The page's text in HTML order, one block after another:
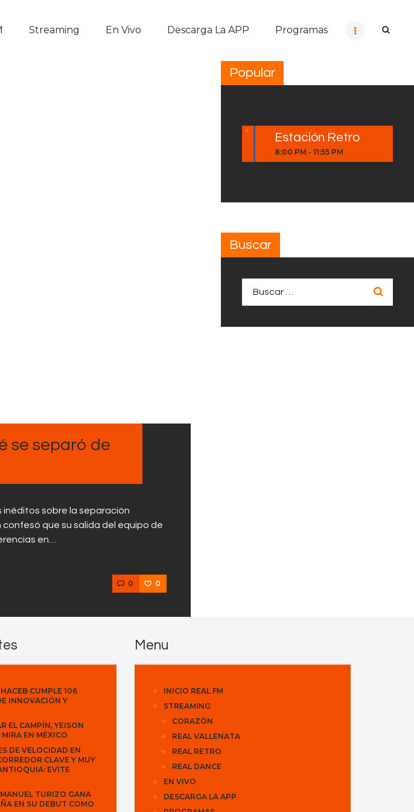
Streaming En Vivo Descarga La APP Programas
se separó de
inéditos sobre la separación
que su salida del equipo de
en…
0 0
Popular
Estación Retro
8:00 PM -11:55 PM
Buscar
CUMPLE 106
INNOVACIÓN Y
EL CAMPÍN, YEISON
EN MÉXICO
DE VELOCIDAD EN
CLAVE Y MUY
EVITE
TURIZO GANA
EN SU DEBUT COMO
Menu
INICIO REAL FM
STREAMING
CORAZÓN
REAL VALLENATA
REAL RETRO
REAL DANCE
EN VIVO
DESCARGA LA APP